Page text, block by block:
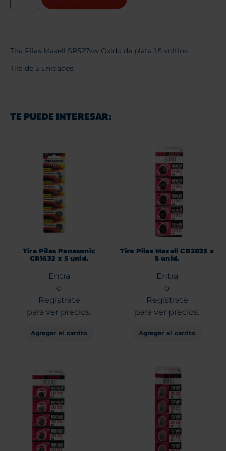
Tira Pilas Maxell SR527sw Oxido de plata 1.5 voltios.
Tira de 5 unidades.
TE PUEDE INTERESAR:
Tira Pilas Panasonic
CR1632 x 5 unid.
Entra
o
Regístrate
para ver precios.
Agregar al carrito
Tira Pilas Maxell CR2025 x
5 unid.
Entra
o
Regístrate
para ver precios.
Agregar al carrito